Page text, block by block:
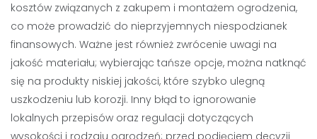
kosztów związanych z zakupem i montażem ogrodzenia,
co może prowadzić do nieprzyjemnych niespodzianek
finansowych. Ważne jest również zwrócenie uwagi na
jakość materiału; wybierając tańsze opcje, można natknąć
się na produkty niskiej jakości, które szybko ulegną
uszkodzeniu lub korozji. Inny błąd to ignorowanie
lokalnych przepisów oraz regulacji dotyczących
wysokości i rodzaju ogrodzeń; przed podjęciem decyzji